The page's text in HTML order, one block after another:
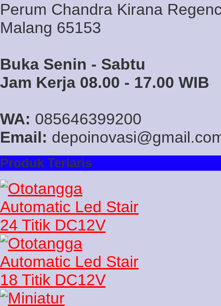
Perum Chandra Kirana
Malang 65153
Buka Senin - Sabtu
Jam Kerja 08.00 - 17.00 WIB
WA: 085646399200
Email:
Produk Terlaris